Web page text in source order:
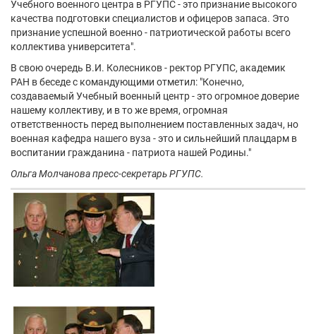
Учебного военного центра в РГУПС - это признание высокого
качества подготовки специалистов и офицеров запаса. Это
признание успешной военно - патриотической работы всего
коллектива университета".
В свою очередь В.И. Колесников - ректор РГУПС, академик
РАН в беседе с командующими отметил: "Конечно,
создаваемый Учебный военный центр - это огромное доверие
нашему коллективу, и в то же время, огромная
ответственность перед выполнением поставленных задач, но
военная кафедра нашего вуза - это и сильнейший плацдарм в
воспитании гражданина - патриота нашей Родины."
Ольга Молчанова пресс-секретарь РГУПС.